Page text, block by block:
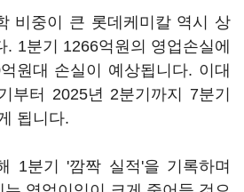
비중이 큰 롯데케미칼 역시 상
. 1분기 1266억원의 영업손실에
원대 손실이 예상됩니다. 이대
부터 2025년 2분기까지 7분기
됩니다.
1분기 '깜짝 실적'을 기록하며